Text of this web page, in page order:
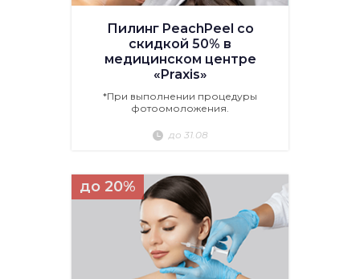
Пилинг PeachPeel со
скидкой 50% в
медицинском центре
«Praxis»
*При выполнении процедуры
фотоомоложения.
до 31.08
до 20%